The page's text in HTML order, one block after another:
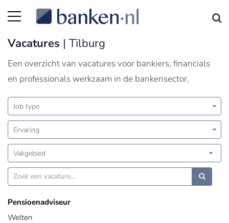
Vacatures | Tilburg
Een overzicht van vacatures voor bankiers, financials
en professionals werkzaam in de bankensector.
Job type
Ervaring
Vakgebied
Pensioenadviseur
Welten